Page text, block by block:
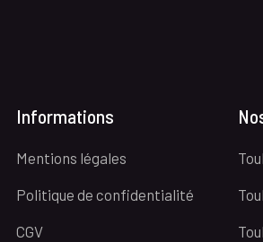
Informations
Mentions légales
Politique de confidentialité
CGV